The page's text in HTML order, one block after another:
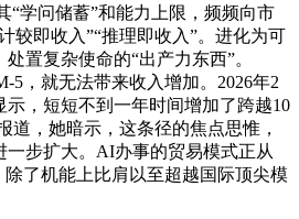
“学问储蓄”和能力上限，频频向市
较即收入”“推理即收入”。进化为可
置复杂使命的“出产力东西”。
5，就无法带来收入增加。2026年2
示，短短不到一年时间增加了跨越10
道，她暗示，这条径的焦点思惟，
一步扩大。AI办事的贸易模式正从
除了机能上比肩以至超越国际顶尖模